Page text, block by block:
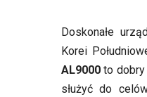
Doskonałe
Korei
AL9000 to dobry
służyć do